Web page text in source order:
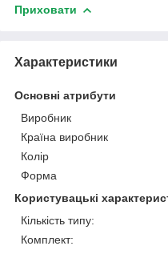
Приховати
Характеристики
Основні атрибути
Виробник
Країна виробник
Колір
Форма
Користувацькі
Кількість типу:
Комплект: